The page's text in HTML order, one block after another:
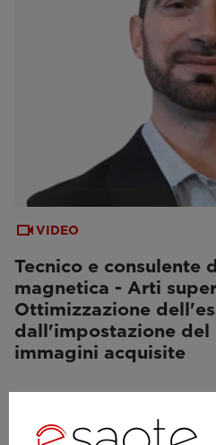
VIDEO
Tecnico e consulente
magnetica - Arti
Ottimizzazione
dall'impostazione del
immagini acquisite